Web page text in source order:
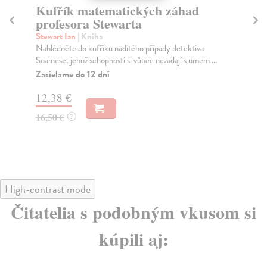
Kufřík matematických záhad
profesora Stewarta
Stewart Ian | Kniha
Nahlédněte do kufříku naditého případy detektiva
Soamese, jehož schopnosti si vůbec nezadají s umem ...
Zasielame do 12 dní
12,38 €
16,50 € ?
High-contrast mode
Čitatelia s podobným vkusom si
kúpili aj: